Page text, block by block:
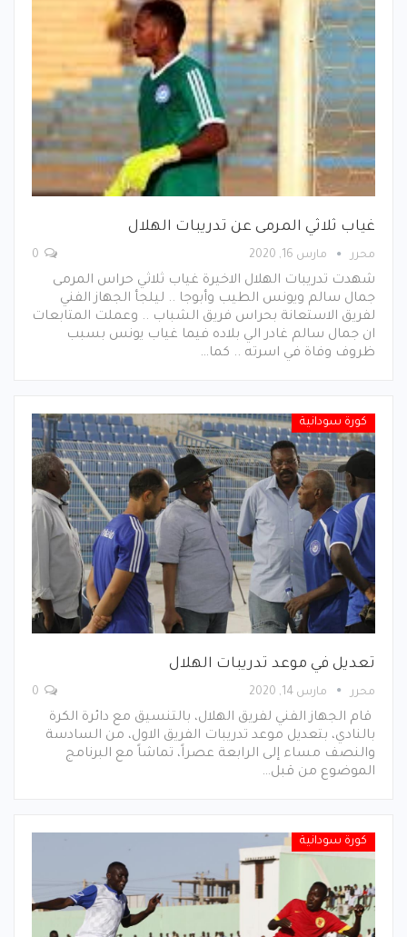
غياب ثلاثي المرمى عن تدريبات الهلال
محرر مارس 16, 2020
شهدت تدريبات الهلال الاخيرة غياب ثلاثي حراس المرمى
جمال سالم ويونس الطيب وأبوجا .. ليلجأ الجهاز الفني
لفريق الاستعانة بحراس فريق الشباب .. وعملت المتابعات
ان جمال سالم غادر الي بلاده فيما غياب يونس بسبب
ظروف وفاة في اسرته .. كما…
كورة سودانية
تعديل في موعد تدريبات الهلال
محرر مارس 14, 2020
قام الجهاز الفني لفريق الهلال، بالتنسيق مع دائرة الكرة
بالنادي، بتعديل موعد تدريبات الفريق الاول، من السادسة
والنصف مساء إلى الرابعة عصراً، تماشاً مع البرنامج
الموضوع من قبل…
كورة سودانية